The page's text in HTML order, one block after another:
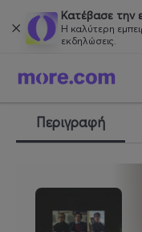
Κατέβασε την
Η καλύτερη
εκδηλώσεις.
Περιγραφή